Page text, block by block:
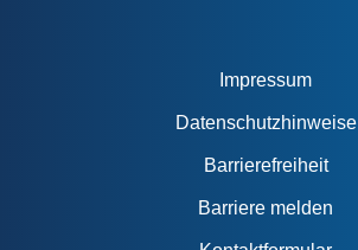
Impressum
Datenschutzhinweise
Barrierefreiheit
Barriere melden